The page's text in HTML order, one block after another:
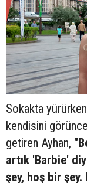
Sokakta yürürken
kendisini
getiren Ayhan,
artık 'Barbie'
şey, hoş bir